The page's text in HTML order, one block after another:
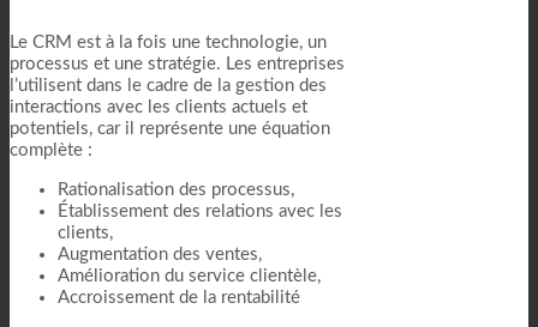
Le CRM est à la fois une technologie, un
processus et une stratégie. Les entreprises
l’utilisent dans le cadre de la gestion des
interactions avec les clients actuels et
potentiels, car il représente une équation
complète :
Rationalisation des processus,
Établissement des relations avec les
clients,
Augmentation des ventes,
Amélioration du service clientèle,
Accroissement de la rentabilité